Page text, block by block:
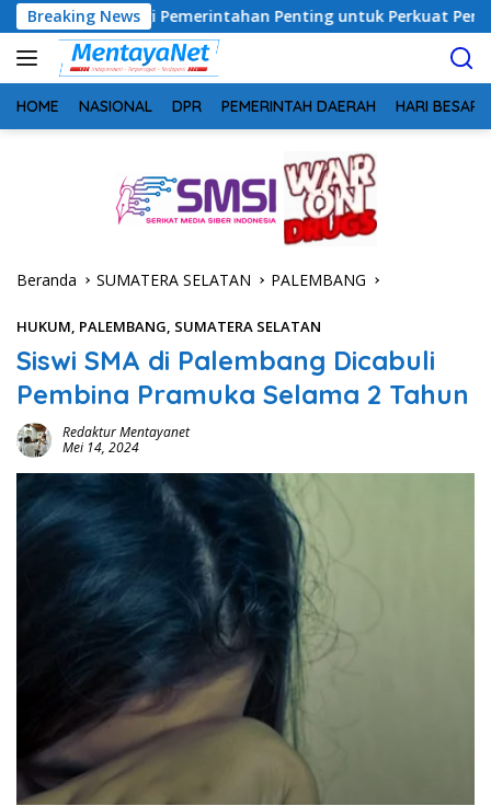
Langsung
ke
konten
Breaking News
Pemerintahan Penting untuk Perkuat Pembangunan Desa
HOME NASIONAL DPR PEMERINTAH DAERAH HARI BESAR
Beranda SUMATERA SELATAN PALEMBANG
HUKUM, PALEMBANG, SUMATERA SELATAN
Siswi SMA di Palembang Dicabuli
Pembina Pramuka Selama 2 Tahun
Redaktur Mentayanet
Mei 14, 2024